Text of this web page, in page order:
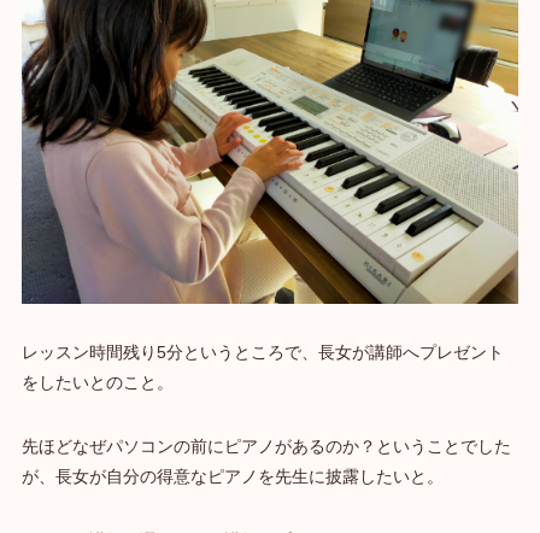
レッスン時間残り5分というところで、長女が講師へプレゼント
をしたいとのこと。
先ほどなぜパソコンの前にピアノがあるのか？ということでした
が、長女が自分の得意なピアノを先生に披露したいと。